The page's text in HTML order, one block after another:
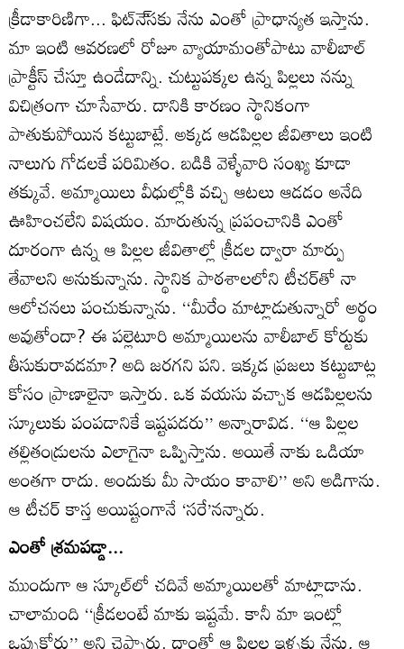
క్రీడాకారిణిగా... ఫిట్‌నె్‌సకు నేను ఎంతో ప్రాధాన్యత ఇస్తాను.
మా ఇంటి ఆవరణలో రోజూ వ్యాయామంతోపాటు వాలీబాల్‌
ప్రాక్టీస్‌ చేస్తూ ఉండేదాన్ని. చుట్టుపక్కల ఉన్న పిల్లలు నన్ను
విచిత్రంగా చూసేవారు. దానికి కారణం స్థానికంగా
పాతుకుపోయిన కట్టుబాట్లే. అక్కడ ఆడపిల్లల జీవితాలు ఇంటి
నాలుగు గోడలకే పరిమితం. బడికి వెళ్ళేవారి సంఖ్య కూడా
తక్కువే. అమ్మాయిలు వీధుల్లోకి వచ్చి ఆటలు ఆడడం అనేది
ఊహించలేని విషయం. మారుతున్న ప్రపంచానికి ఎంతో
దూరంగా ఉన్న ఆ పిల్లల జీవితాల్లో క్రీడల ద్వారా మార్పు
తేవాలని అనుకున్నాను. స్థానిక పాఠశాలలోని టీచర్‌తో నా
ఆలోచనలు పంచుకున్నాను. ‘‘మీరేం మాట్లాడుతున్నారో అర్థం
అవుతోందా? ఈ పల్లెటూరి అమ్మాయిలను వాలీబాల్‌ కోర్టుకు
తీసుకురావడమా? అది జరగని పని. ఇక్కడ ప్రజలు కట్టుబాట్ల
కోసం ప్రాణాలైనా ఇస్తారు. ఒక వయసు వచ్చాక ఆడపిల్లలను
స్కూలుకు పంపడానికే ఇష్టపడరు’’ అన్నారావిడ. ‘‘ఆ పిల్లల
తల్లితండ్రులను ఎలాగైనా ఒప్పిస్తాను. అయితే నాకు ఒడియా
అంతగా రాదు. అందుకు మీ సాయం కావాలి’’ అని అడిగాను.
ఆ టీచర్‌ కాస్త అయిష్టంగానే ‘సరే’నన్నారు.
ఎంతో శ్రమపడ్డా...
ముందుగా ఆ స్కూల్‌లో చదివే అమ్మాయిలతో మాట్లాడాను.
చాలామంది ‘‘క్రీడలంటే మాకు ఇష్టమే. కానీ మా ఇంట్లో
ఒప్పుకోరు’’ అని చెప్పారు. దాంతో ఆ పిల్లల ఇళ్ళకు నేను, ఆ